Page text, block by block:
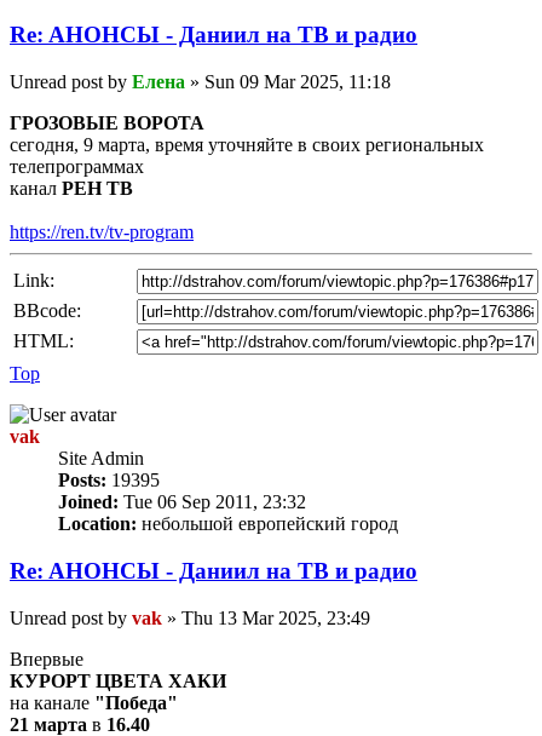
Re: AНОНСЫ - Даниил на TВ и радио
Unread post by Елена » Sun 09 Mar 2025, 11:18
ГРОЗОВЫЕ ВОРОТА
сегодня, 9 марта, время уточняйте в своих региональных
телепрограммах
канал РЕН ТВ
https://ren.tv/tv-program
Link:
BBcode:
HTML:
Top
vak
Site Admin
Posts: 19395
Joined: Tue 06 Sep 2011, 23:32
Location: небольшой европейский город
Re: AНОНСЫ - Даниил на TВ и радио
Unread post by vak » Thu 13 Mar 2025, 23:49
Впервые
КУРОРТ ЦВЕТА ХАКИ
на канале "Победа"
21 марта в 16.40